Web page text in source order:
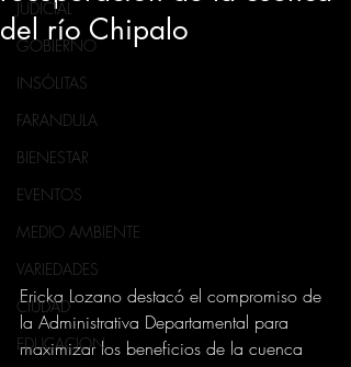
JUDICIAL
GOBIERNO
INSÓLITAS
FARANDULA
BIENESTAR
EVENTOS
MEDIO AMBIENTE
VARIEDADES
CIUDAD
EDUCACION
del río Chipalo
Ericka Lozano destacó el compromiso de
la Administrativa Departamental para
maximizar los beneficios de la cuenca